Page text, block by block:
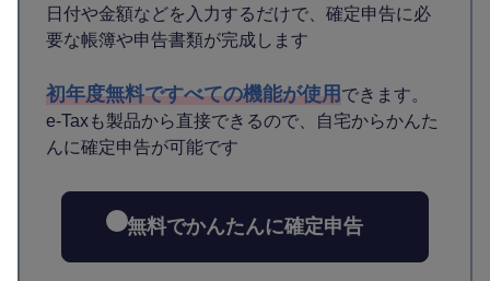
日付や金額などを入力するだけで、確定申告に必
要な帳簿や申告書類が完成します
初年度無料ですべての機能が使用 できます。
e-Taxも製品から直接できるので、自宅からかんた
んに確定申告が可能です
無料でかんたんに確定申告